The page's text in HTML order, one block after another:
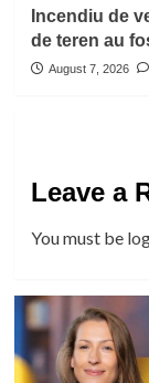
Incendiu de
de teren au
August 7, 2026
Leave a
You must be